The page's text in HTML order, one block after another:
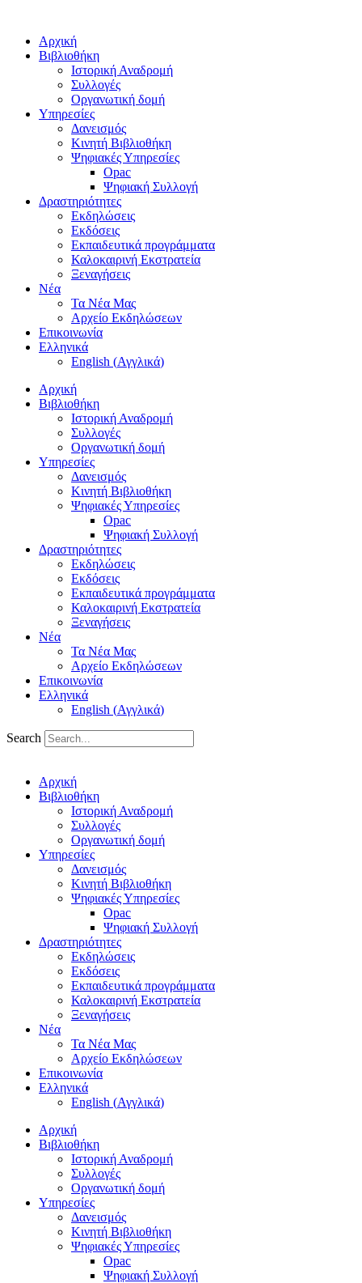
Αρχική
Βιβλιοθήκη
Ιστορική Αναδρομή
Συλλογές
Οργανωτική δομή
Υπηρεσίες
Δανεισμός
Κινητή Βιβλιοθήκη
Ψηφιακές Υπηρεσίες
Opac
Ψηφιακή Συλλογή
Δραστηριότητες
Εκδηλώσεις
Εκδόσεις
Εκπαιδευτικά προγράμματα
Καλοκαιρινή Εκστρατεία
Ξεναγήσεις
Νέα
Τα Νέα Μας
Αρχείο Εκδηλώσεων
Επικοινωνία
Ελληνικά
English (Αγγλικά)
Αρχική
Βιβλιοθήκη
Ιστορική Αναδρομή
Συλλογές
Οργανωτική δομή
Υπηρεσίες
Δανεισμός
Κινητή Βιβλιοθήκη
Ψηφιακές Υπηρεσίες
Opac
Ψηφιακή Συλλογή
Δραστηριότητες
Εκδηλώσεις
Εκδόσεις
Εκπαιδευτικά προγράμματα
Καλοκαιρινή Εκστρατεία
Ξεναγήσεις
Νέα
Τα Νέα Μας
Αρχείο Εκδηλώσεων
Επικοινωνία
Ελληνικά
English (Αγγλικά)
Search
Αρχική
Βιβλιοθήκη
Ιστορική Αναδρομή
Συλλογές
Οργανωτική δομή
Υπηρεσίες
Δανεισμός
Κινητή Βιβλιοθήκη
Ψηφιακές Υπηρεσίες
Opac
Ψηφιακή Συλλογή
Δραστηριότητες
Εκδηλώσεις
Εκδόσεις
Εκπαιδευτικά προγράμματα
Καλοκαιρινή Εκστρατεία
Ξεναγήσεις
Νέα
Τα Νέα Μας
Αρχείο Εκδηλώσεων
Επικοινωνία
Ελληνικά
English (Αγγλικά)
Αρχική
Βιβλιοθήκη
Ιστορική Αναδρομή
Συλλογές
Οργανωτική δομή
Υπηρεσίες
Δανεισμός
Κινητή Βιβλιοθήκη
Ψηφιακές Υπηρεσίες
Opac
Ψηφιακή Συλλογή